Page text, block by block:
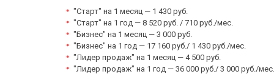
"Старт" на 1 месяц — 1 430 руб.
"Старт" на 1 год — 8 520 руб. / 710 руб./мес.
"Бизнес" на 1 месяц — 3 000 руб.
"Бизнес" на 1 год — 17 160 руб./ 1 430 руб./мес.
"Лидер продаж" на 1 месяц — 4 500 руб.
"Лидер продаж" на 1 год — 36 000 руб./ 3 000 руб./мес.